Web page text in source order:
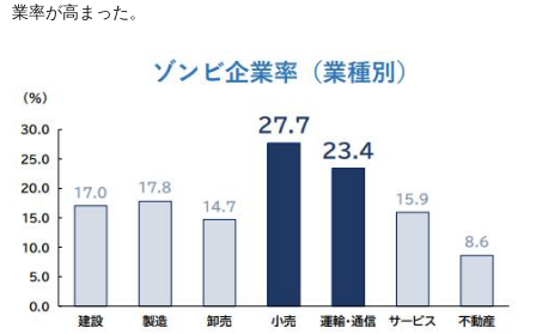
業率が高まった。